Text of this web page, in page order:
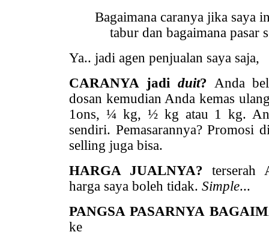
Bagaimana caranya jika saya
tabur dan bagaimana pasar
Ya.. jadi agen penjualan saya saja,
CARANYA jadi duit? Anda
dosan kemudian Anda kemas
1ons, ¼ kg, ½ kg atau 1 kg.
sendiri. Pemasarannya? Promosi
selling juga bisa.
HARGA JUALNYA? terserah
harga saya boleh tidak. Simple...
PANGSA PASARNYA
ke